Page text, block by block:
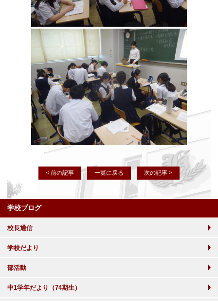
< 前の記事 一覧に戻る 次の記事 >
学校ブログ
校長通信
学校だより
部活動
中1学年だより（74期生）